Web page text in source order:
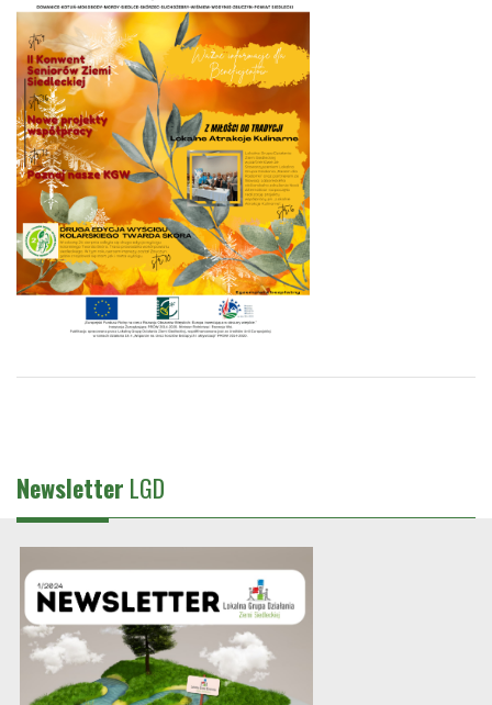
Newsletter LGD